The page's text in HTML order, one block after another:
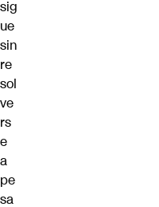
sig
ue
sin
re
sol
ve
rs
e
a
pe
sa